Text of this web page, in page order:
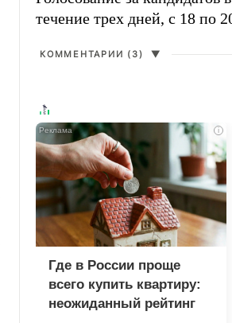
течение трех дней, с 18 по
КОММЕНТАРИИ (3) ▼
i
Где в России проще
всего купить квартиру:
неожиданный рейтинг